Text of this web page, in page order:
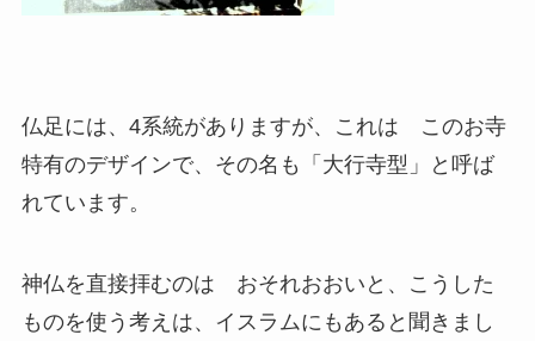
仏足には、4系統がありますが、これは このお寺
特有のデザインで、その名も「大行寺型」と呼ば
れています。
神仏を直接拝むのは おそれおおいと、こうした
ものを使う考えは、イスラムにもあると聞きまし